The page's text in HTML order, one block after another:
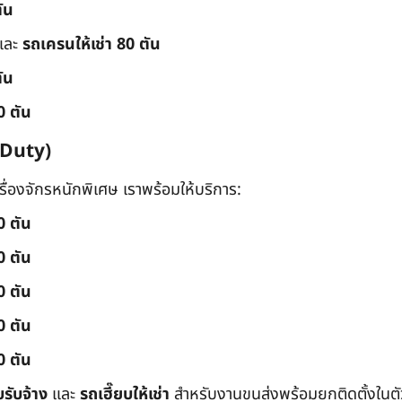
ะรถเครนให้เช่า 80 ตัน
ตัน
งจักรหนักพิเศษ เราพร้อมให้บริการ:
ตัน
ตัน
ตัน
ตัน
ตัน
บจ้าง และรถเฮี๊ยบให้เช่า สำหรับงานขนส่งพร้อมยกติดตั้งในตั